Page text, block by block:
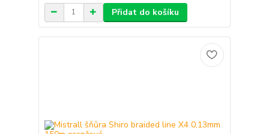
Přidat do košíku